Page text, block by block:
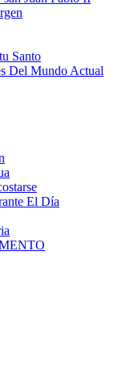
Santo
Del Mundo Actual
El Día